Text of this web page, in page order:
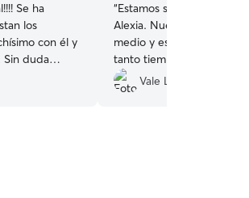
Se ha
los
con él y
Sin duda
“Estamos super
Alexia. Nuestra perra es
medio y es la primera vez
tanto tiempo y fue un
la ansiedad de los
con Alexia, dando
Vale L.